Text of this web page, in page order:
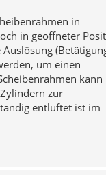
in
in geöffneter
um einen
kann
zur
entlüftet ist im